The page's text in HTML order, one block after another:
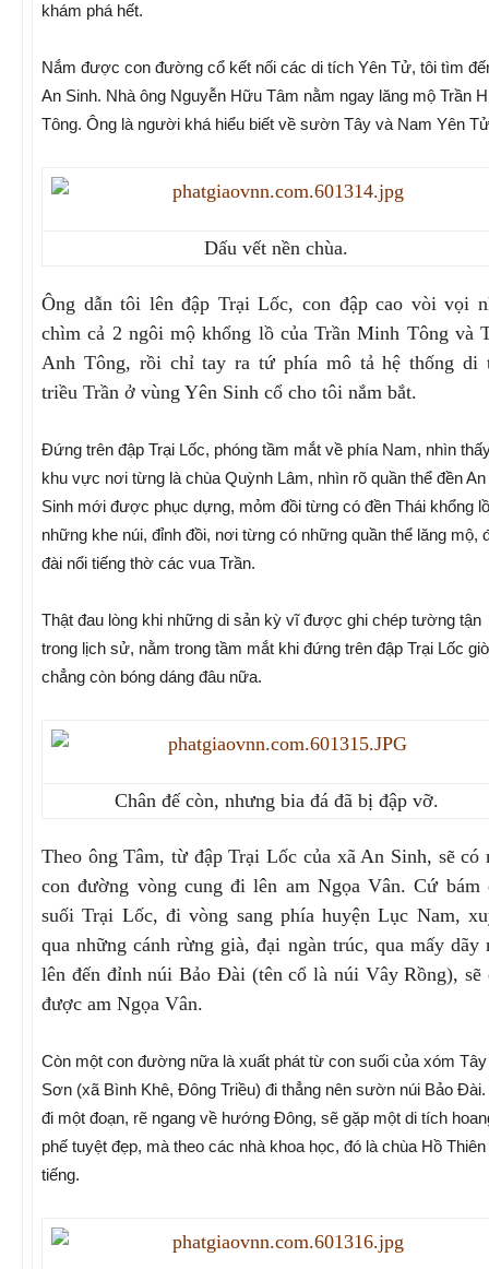
khám phá hết.
Nắm được con đường cổ kết nối các di tích Yên Tử, tôi tìm
An Sinh. Nhà ông Nguyễn Hữu Tâm nằm ngay lăng mộ Trần
Tông. Ông là người khá hiểu biết về sườn Tây và Nam Yên
Dấu vết nền chùa.
Ông dẫn tôi lên đập Trại Lốc, con đập cao vòi vọi
chìm cả 2 ngôi mộ khổng lồ của Trần Minh Tông và
Anh Tông, rồi chỉ tay ra tứ phía mô tả hệ thống di
triều Trần ở vùng Yên Sinh cổ cho tôi nắm bắt.
Đứng trên đập Trại Lốc, phóng tầm mắt về phía Nam, nhìn
khu vực nơi từng là chùa Quỳnh Lâm, nhìn rõ quần thể đền An
Sinh mới được phục dựng, mỏm đồi từng có đền Thái khổng
những khe núi, đỉnh đồi, nơi từng có những quần thể lăng mộ,
đài nổi tiếng thờ các vua Trần.
Thật đau lòng khi những di sản kỳ vĩ được ghi chép tường tận
trong lịch sử, nằm trong tầm mắt khi đứng trên đập Trại Lốc
chẳng còn bóng dáng đâu nữa.
Chân đế còn, nhưng bia đá đã bị đập vỡ.
Theo ông Tâm, từ đập Trại Lốc của xã An Sinh, sẽ có
con đường vòng cung đi lên am Ngọa Vân. Cứ bám
suối Trại Lốc, đi vòng sang phía huyện Lục Nam,
qua những cánh rừng già, đại ngàn trúc, qua mấy dãy
lên đến đỉnh núi Bảo Đài (tên cổ là núi Vây Rồng), sẽ
được am Ngọa Vân.
Còn một con đường nữa là xuất phát từ con suối của xóm Tây
Sơn (xã Bình Khê, Đông Triều) đi thẳng nên sườn núi Bảo Đài.
đi một đoạn, rẽ ngang về hướng Đông, sẽ gặp một di tích
phế tuyệt đẹp, mà theo các nhà khoa học, đó là chùa Hồ Thiên
tiếng.